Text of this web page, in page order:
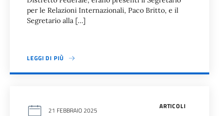
per le Relazioni Internazionali, Paco Britto, e il
Segretario alla […]
LEGGI DI PIÙ
ARTICOLI
21 FEBBRAIO 2025